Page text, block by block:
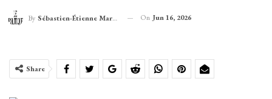
By Sébastien-Étienne Marechal On Jun 16, 2026
Share